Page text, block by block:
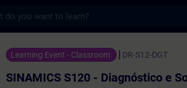
- Diagnóstico e
Learning Event - Classroom DR-S12-DGT
SINAMICS S120 - Diagnóstico e